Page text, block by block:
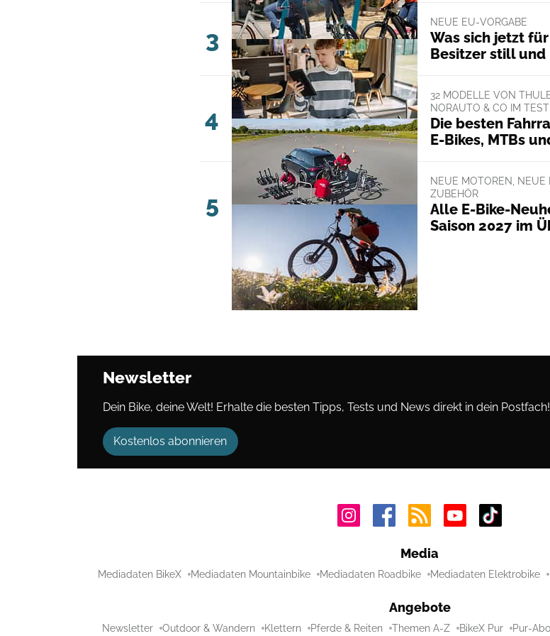
3
NEUE EU-VORGABE
Was sich jetzt
Besitzer still
4
32 MODELLE VON
NORAUTO & CO IM TEST
Die besten
E-Bikes, MTBs
5
NEUE MOTOREN, NEUE
ZUBEHÖR
Alle E-Bike-
Saison 2027 im
Newsletter
Dein Bike, deine Welt! Erhalte die besten Tipps, Tests und News direkt in dein Postfach!
Kostenlos abonnieren
Media
Mediadaten BikeX Mediadaten Mountainbike Mediadaten Roadbike Mediadaten Elektrobike
Angebote
Newsletter Outdoor & Wandern Klettern Pferde & Reiten Themen A-Z BikeX Pur Pur-